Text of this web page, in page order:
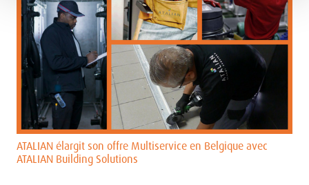
ATALIAN élargit son offre Multiservice en Belgique avec
ATALIAN Building Solutions